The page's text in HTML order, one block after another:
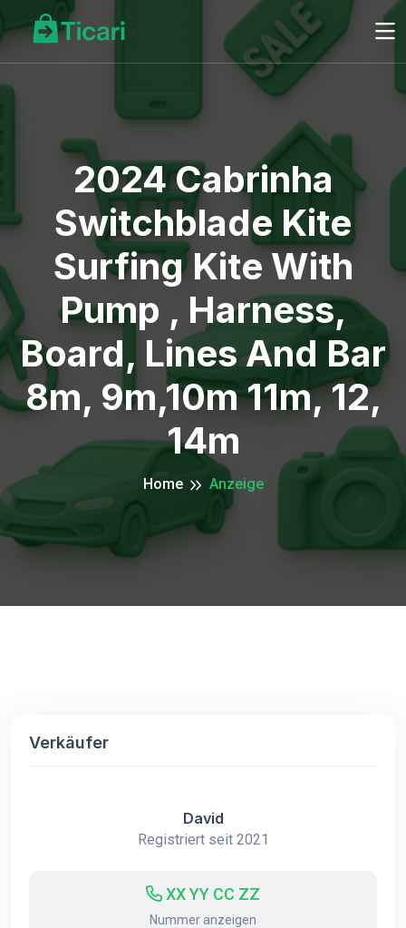
2024 Cabrinha
Switchblade Kite
Surfing Kite With
Pump , Harness,
Board, Lines And Bar
8m, 9m,10m 11m, 12,
14m
Home Anzeige
Verkäufer
David
Registriert seit 2021
XX YY CC ZZ
Nummer anzeigen